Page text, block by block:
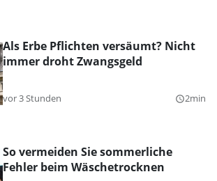
Als Erbe Pflichten versäumt? Nicht
immer droht Zwangsgeld
vor 3 Stunden query_builder2min
So vermeiden Sie sommerliche
Fehler beim Wäschetrocknen